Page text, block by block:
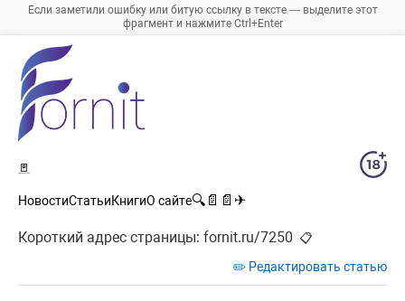
Если заметили ошибку или битую ссылку в тексте — выделите этот
фрагмент и нажмите Ctrl+Enter
🚪
НовостиСтатьиКнигиО сайте🔍 📄 📄 ✈
Короткий адрес страницы: fornit.ru/7250 📋
✏️ Редактировать статью